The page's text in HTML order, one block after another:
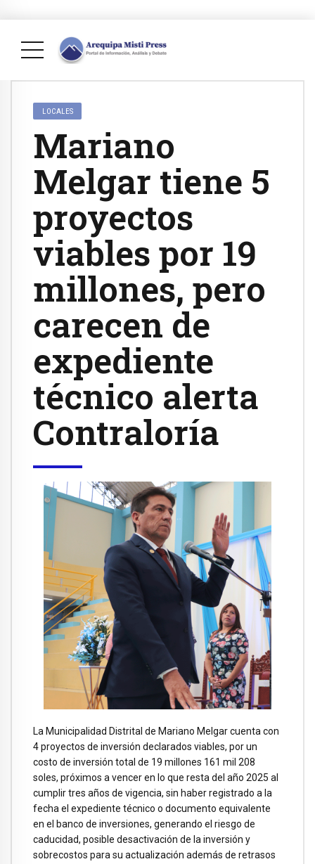
LOCALES
Mariano
Melgar tiene 5
proyectos
viables por 19
millones, pero
carecen de
expediente
técnico alerta
Contraloría
La Municipalidad Distrital de Mariano Melgar cuenta con
4 proyectos de inversión declarados viables, por un
costo de inversión total de 19 millones 161 mil 208
soles, próximos a vencer en lo que resta del año 2025 al
cumplir tres años de vigencia, sin haber registrado a la
fecha el expediente técnico o documento equivalente
en el banco de inversiones, generando el riesgo de
caducidad, posible desactivación de la inversión y
sobrecostos para su actualización además de retrasos